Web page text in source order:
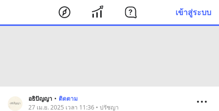
เข้าสู่ระบบ
อธิปัญญา • ติดตาม
27 เม.ย. 2025 เวลา 11:36 • ปรัชญา